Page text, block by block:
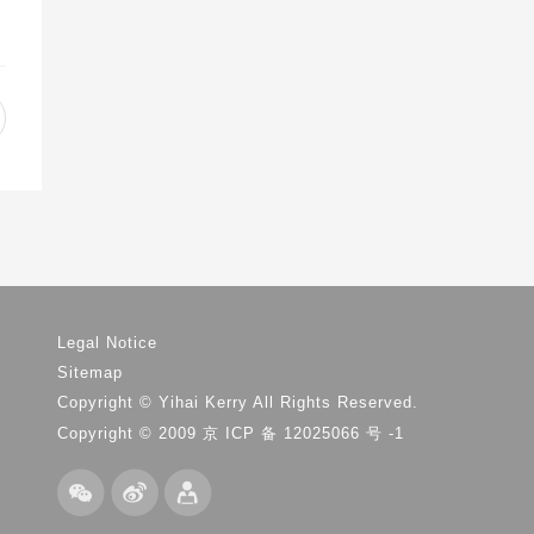
Legal Notice
Sitemap
Copyright © Yihai Kerry All Rights Reserved.
Copyright © 2009 京 ICP 备 12025066 号 -1